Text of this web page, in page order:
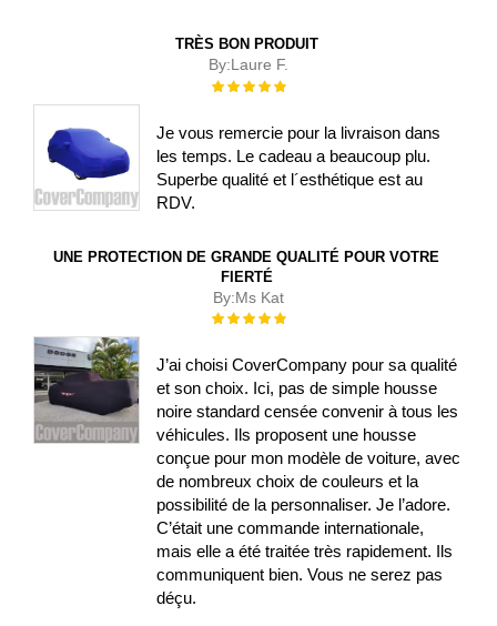
TRÈS BON PRODUIT
By:Laure F.
Évaluation :
Je vous remercie pour la livraison dans
les temps. Le cadeau a beaucoup plu.
Superbe qualité et l´esthétique est au
RDV.
UNE PROTECTION DE GRANDE QUALITÉ POUR VOTRE
FIERTÉ
By:Ms Kat
Évaluation :
J’ai choisi CoverCompany pour sa qualité
et son choix. Ici, pas de simple housse
noire standard censée convenir à tous les
véhicules. Ils proposent une housse
conçue pour mon modèle de voiture, avec
de nombreux choix de couleurs et la
possibilité de la personnaliser. Je l’adore.
C’était une commande internationale,
mais elle a été traitée très rapidement. Ils
communiquent bien. Vous ne serez pas
déçu.